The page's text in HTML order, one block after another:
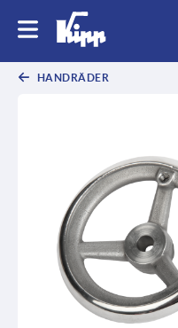
HANDRÄDER